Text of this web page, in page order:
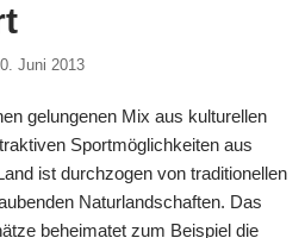
Juni 2013
gelungenen Mix aus kulturellen
Sportmöglichkeiten aus
ist durchzogen von traditionellen
Naturlandschaften. Das
beheimatet zum Beispiel die